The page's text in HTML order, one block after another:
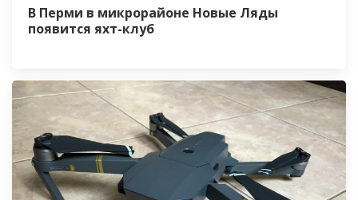
В Перми в микрорайоне Новые Ляды
появится яхт-клуб